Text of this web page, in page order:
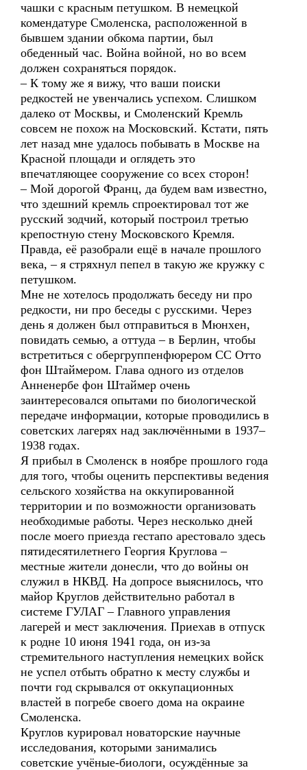
чашки с красным петушком. В немецкой
комендатуре Смоленска, расположенной в
бывшем здании обкома партии, был
обеденный час. Война войной, но во всем
должен сохраняться порядок.
– К тому же я вижу, что ваши поиски
редкостей не увенчались успехом. Слишком
далеко от Москвы, и Смоленский Кремль
совсем не похож на Московский. Кстати, пять
лет назад мне удалось побывать в Москве на
Красной площади и оглядеть это
впечатляющее сооружение со всех сторон!
– Мой дорогой Франц, да будем вам известно,
что здешний кремль спроектировал тот же
русский зодчий, который построил третью
крепостную стену Московского Кремля.
Правда, её разобрали ещё в начале прошлого
века, – я стряхнул пепел в такую же кружку с
петушком.
Мне не хотелось продолжать беседу ни про
редкости, ни про беседы с русскими. Через
день я должен был отправиться в Мюнхен,
повидать семью, а оттуда – в Берлин, чтобы
встретиться с обергруппенфюрером СС Отто
фон Штаймером. Глава одного из отделов
Анненербе фон Штаймер очень
заинтересовался опытами по биологической
передаче информации, которые проводились в
советских лагерях над заключёнными в 1937–
1938 годах.
Я прибыл в Смоленск в ноябре прошлого года
для того, чтобы оценить перспективы ведения
сельского хозяйства на оккупированной
территории и по возможности организовать
необходимые работы. Через несколько дней
после моего приезда гестапо арестовало здесь
пятидесятилетнего Георгия Круглова –
местные жители донесли, что до войны он
служил в НКВД. На допросе выяснилось, что
майор Круглов действительно работал в
системе ГУЛАГ – Главного управления
лагерей и мест заключения. Приехав в отпуск
к родне 10 июня 1941 года, он из-за
стремительного наступления немецких войск
не успел отбыть обратно к месту службы и
почти год скрывался от оккупационных
властей в погребе своего дома на окраине
Смоленска.
Круглов курировал новаторские научные
исследования, которыми занимались
советские учёные-биологи, осуждённые за